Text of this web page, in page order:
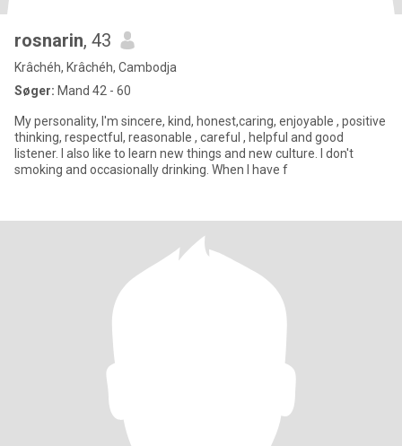
rosnarin, 43
Krâchéh, Krâchéh, Cambodja
Søger: Mand 42 - 60
My personality, I'm sincere, kind, honest,caring, enjoyable , positive
thinking, respectful, reasonable , careful , helpful and good
listener. I also like to learn new things and new culture. I don't
smoking and occasionally drinking. When I have f